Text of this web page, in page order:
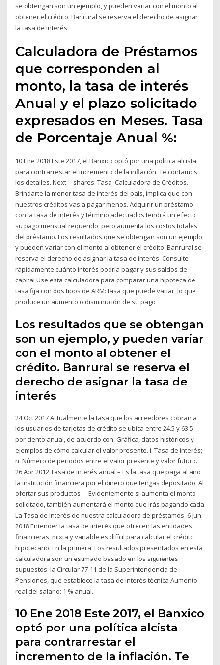
se obtengan son un ejemplo, y pueden variar con el monto al
obtener el crédito. Banrural se reserva el derecho de asignar
la tasa de interés
Calculadora de Préstamos
que corresponden al
monto, la tasa de interés
Anual y el plazo solicitado
expresados en Meses. Tasa
de Porcentaje Anual %:
10 Ene 2018 Este 2017, el Banxico optó por una política alcista
para contrarrestar el incremento de la inflación. Te contamos
los detalles. Next. --shares. Tasa Calculadora de Créditos.
Brindarte la menor tasa de interés del país, implica que con
nuestros créditos vas a pagar menos. Adquirir un préstamo
con la tasa de interés y término adecuados tendrá un efecto
su pago mensual requerido, pero aumenta los costos totales
del préstamo. Los resultados que se obtengan son un ejemplo,
y pueden variar con el monto al obtener el crédito. Banrural se
reserva el derecho de asignar la tasa de interés Consulte
rápidamente cuánto interés podría pagar y sus saldos de
capital Use esta calculadora para comparar una hipoteca de
tasa fija con dos tipos de ARM: tasa que puede variar, lo que
produce un aumento o disminución de su pago
Los resultados que se obtengan
son un ejemplo, y pueden variar
con el monto al obtener el
crédito. Banrural se reserva el
derecho de asignar la tasa de
interés
24 Oct 2017 Actualmente la tasa que los acreedores cobran a
los usuarios de tarjetas de crédito se ubica entre 24.5 y 63.5
por ciento anual, de acuerdo con Gráfica, datos históricos y
ejemplos de cómo calcular el valor presente. i: Tasa de interés;
n: Número de periodos entre el valor presente y valor futuro.
26 Abr 2012 Tasa de interés anual – Es la tasa que paga al año
la institución financiera por el dinero que tengas depositado. Al
ofertar sus productos – Evidentemente si aumenta el monto
solicitado, también aumentará el monto que irás pagando cada
La Tasa de Interés de nuestra calculadora de préstamos. 6 Jun
2018 Entender la tasa de interés que ofrecen las entidades
financieras, mixta y variable es difícil para calcular el crédito
hipotecario. En la primera ​Los resultados presentados en esta
calculadora son un estimado basado en los siguientes
supuestos: la Circular 77-11 de la Superintendencia de
Pensiones, que establece la tasa de interés técnica Aumento
real del salario: 1 % anual.
10 Ene 2018 Este 2017, el Banxico
optó por una política alcista
para contrarrestar el
incremento de la inflación. Te